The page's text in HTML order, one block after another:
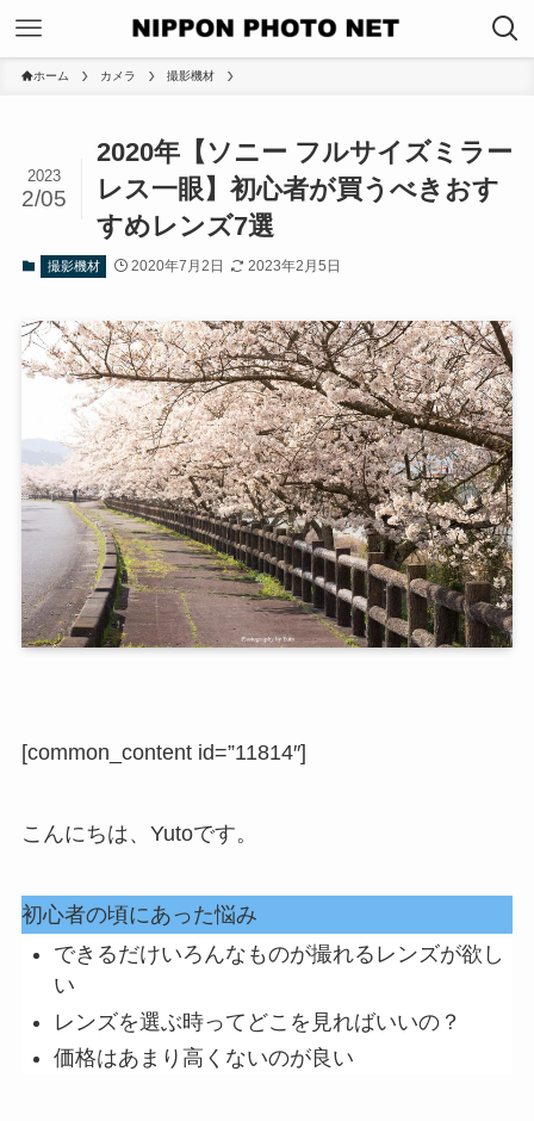
ホーム カメラ 撮影機材
2020年【ソニー フルサイズミラー
レス一眼】初心者が買うべきおす
すめレンズ7選
2023
2/05
撮影機材 2020年7月2日 2023年2月5日
[common_content id=”11814″]
こんにちは、Yutoです。
初心者の頃にあった悩み
できるだけいろんなものが撮れるレンズが欲し
い
レンズを選ぶ時ってどこを見ればいいの？
価格はあまり高くないのが良い